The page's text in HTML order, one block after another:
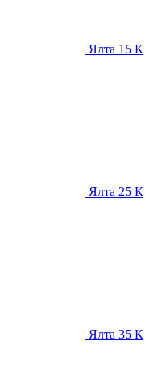
Ялта 15 К
Ялта 25 К
Ялта 35 К